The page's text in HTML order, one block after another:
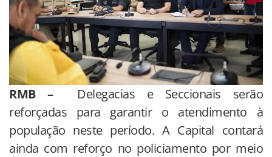
RMB –
Delegacias e Seccionais serão
reforçadas para garantir o atendimento à
população neste período. A Capital contará
ainda com reforço no policiamento por meio